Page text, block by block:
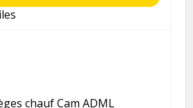
chauf Cam ADML